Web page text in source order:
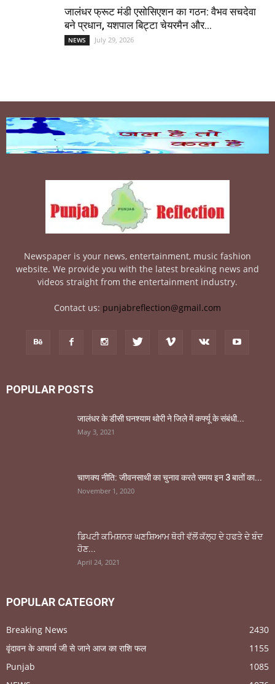
जालंधर फ्रूट मंडी एसोसिएशन का गठन: वैभव सचदेवा
बने प्रधान, यशपाल बिट्टा चेयरमैन और...
NEWS July 29, 2026
Newspaper is your news, entertainment, music fashion
website. We provide you with the latest breaking news and
videos straight from the entertainment industry.
Contact us: punjabreflection@gmail.com
POPULAR POSTS
जालंधर के डीसी घनश्याम थोरी ने जिले में कर्फ्यू के संबंधी...
May 3, 2021
चाणक्य नीति: जीवनसाथी का चुनाव करते समय इन 3 बातों का...
November 1, 2020
ਡਿਪਟੀ ਕਮਿਸ਼ਨਰ ਘਣਸ਼ਿਆਮ ਥੋਰੀ ਵੱਲੋਂ ਕੱਲ੍ਹ ਦੇ ਹਫਤੇ ਦੇ ਬੰਦ
ਹੋਣ...
April 24, 2021
POPULAR CATEGORY
Breaking News
2430
वृंदावन के आचार्य जी से जाने आज का राशि फल
1155
Punjab
1085